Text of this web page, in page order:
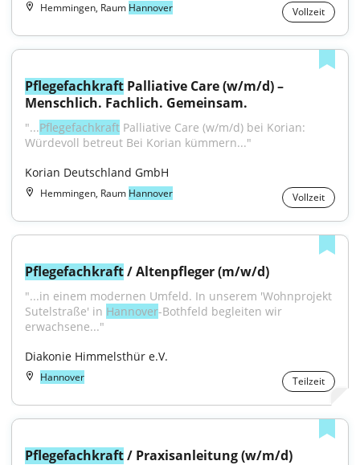
Hemmingen, Raum Hannover Vollzeit
Pflegefachkraft Palliative Care (w/m/d) –
Menschlich. Fachlich. Gemeinsam.
"...Pflegefachkraft Palliative Care (w/m/d) bei Korian:
Würdevoll betreut Bei Korian kümmern..."
Korian Deutschland GmbH
Hemmingen, Raum Hannover Vollzeit
Pflegefachkraft / Altenpfleger (m/w/d)
"...in einem modernen Umfeld. In unserem 'Wohnprojekt
Sutelstraße' in Hannover-Bothfeld begleiten wir
erwachsene..."
Diakonie Himmelsthür e.V.
Hannover Teilzeit
Pflegefachkraft / Praxisanleitung (w/m/d)